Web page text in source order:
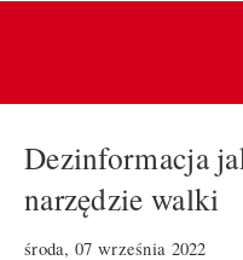
Dezinformacja
narzędzie walki
środa, 07 września 2022